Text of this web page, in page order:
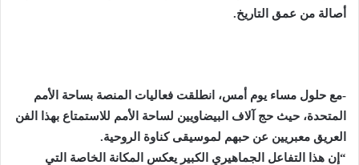
أصالة من عمق التاريخ.
-مع حلول مساء يوم أمس، انطلقت فعاليات المنصة بساحة الأمم
المتحدة، حيث حج آلاف البيضاويين لساحة الأمم للاستمتاع بهذا الفن
العريق معبريين عن حبهم لموسيقى كناوة الروحية.
“إن هذا التفاعل الجماهيري الكبير يعكس المكانة الخاصة التي